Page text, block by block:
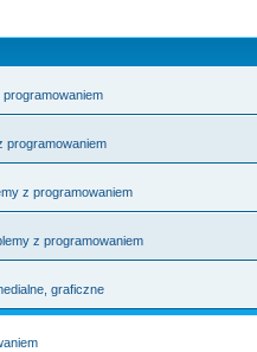
programowaniem
z programowaniem
z programowaniem
graficzne